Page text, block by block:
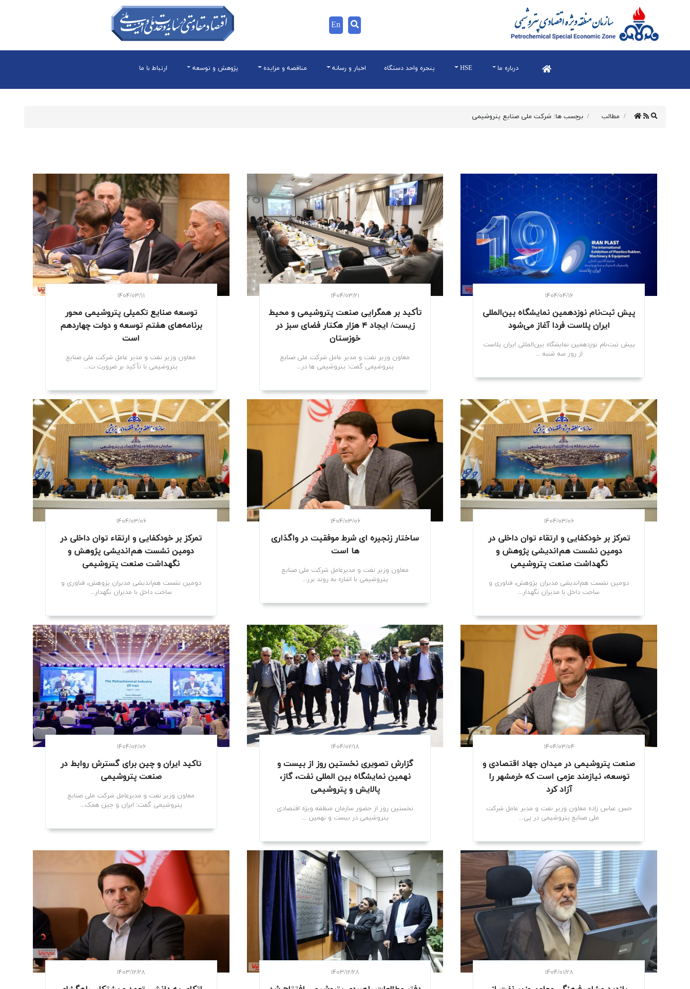
En
درباره ما HSE پنجره واحد دستگاه اخبار و رسانه مناقصه و مزایده پژوهش و توسعه ارتباط با ما
مطالب برچسب ها: شرکت ملی صنایع پتروشیمی
۱۴۰۴/۰۴/۱۶
پیش‌ ثبت‌نام نوزدهمین نمایشگاه بین‌المللی
ایران‌ پلاست فردا آغاز می‌شود
پیش‌ ثبت‌نام نوزدهمین نمایشگاه بین‌المللی ایران‌ پلاست
از روز سه شنبه ...
۱۴۰۴/۰۳/۲۱
تأکید بر همگرایی صنعت پتروشیمی و محیط
زیست/ ایجاد ۴ هزار هکتار فضای سبز در
خوزستان
معاون وزیر نفت و مدیر عامل شرکت ملی صنایع
پتروشیمی گفت: پتروشیمی ها در...
۱۴۰۴/۰۳/۱۱
توسعه صنایع تکمیلی پتروشیمی محور
برنامه‌های هفتم توسعه و دولت چهاردهم
است
معاون وزیر نفت و مدیر عامل شرکت ملی صنایع
پتروشیمی با تأکید بر ضرورت ت...
۱۴۰۴/۰۳/۰۶
تمرکز بر خودکفایی و ارتقاء توان داخلی در
دومین نشست هم‌اندیشی پژوهش و
نگهداشت صنعت پتروشیمی
دومین نشست هم‌اندیشی مدیران پژوهش، فناوری و
ساخت داخل با مدیران نگهدار...
۱۴۰۴/۰۳/۰۶
ساختار زنجیره‌ ای شرط موفقیت در واگذاری
‌ها است
معاون وزیر نفت و مدیرعامل شرکت ملی صنایع
پتروشیمی با اشاره به روند برر...
۱۴۰۴/۰۳/۰۶
تمرکز بر خودکفایی و ارتقاء توان داخلی در
دومین نشست هم‌اندیشی پژوهش و
نگهداشت صنعت پتروشیمی
دومین نشست هم‌اندیشی مدیران پژوهش، فناوری و
ساخت داخل با مدیران نگهدار...
۱۴۰۴/۰۳/۰۴
صنعت پتروشیمی در میدان جهاد اقتصادی و
توسعه، نیازمند عزمی است که خرمشهر را
آزاد کرد
حسن عباس زاده معاون وزیر نفت و مدیر عامل شرکت
ملی صنایع پتروشیمی در پی...
۱۴۰۴/۰۲/۱۸
گزارش تصویری نخستین روز از بیست و
نهمین نمایشگاه بین المللی نفت، گاز،
پالایش و پتروشیمی
نخستین روز از حضور سازمان منطقه ویژه اقتصادی
پتروشیمی در بیست و نهمین ...
۱۴۰۴/۰۲/۰۶
تاکید ایران و چین برای گسترش روابط در
صنعت پتروشیمی
معاون وزیر نفت و مدیرعامل شرکت ملی صنایع
پتروشیمی گفت: ایران و چین همک...
۱۴۰۴/۰۱/۲۸ ۱۴۰۳/۱۲/۲۸ ۱۴۰۳/۱۲/۲۸